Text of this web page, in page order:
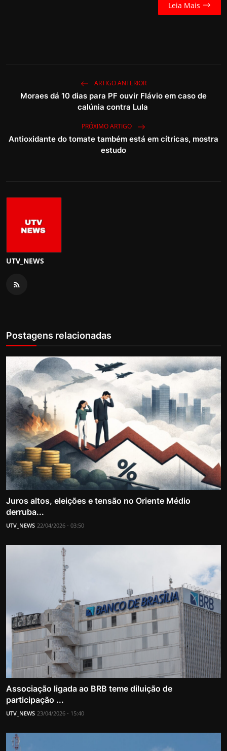
Leia Mais
ARTIGO ANTERIOR
Moraes dá 10 dias para PF ouvir Flávio em caso de
calúnia contra Lula
PRÓXIMO ARTIGO
Antioxidante do tomate também está em cítricas, mostra
estudo
UTV_NEWS
Postagens relacionadas
Juros altos, eleições e tensão no Oriente Médio
derruba...
UTV_NEWS 22/04/2026 - 03:50
Associação ligada ao BRB teme diluição de
participação ...
UTV_NEWS 23/04/2026 - 15:40